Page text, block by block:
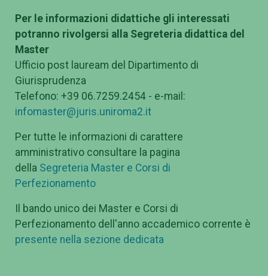
Per le informazioni didattiche gli interessati
potranno rivolgersi alla Segreteria didattica del
Master
Ufficio post lauream del Dipartimento di
Giurisprudenza
Telefono: +39 06.7259.2454 - e-mail:
infomaster@juris.uniroma2.it
Per tutte le informazioni di carattere
amministrativo consultare la pagina
della Segreteria Master e Corsi di
Perfezionamento
Il bando unico dei Master e Corsi di
Perfezionamento dell'anno accademico corrente è
presente nella sezione dedicata